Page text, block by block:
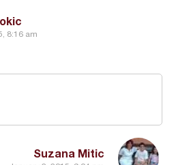
8:16 am
Suzana Mitic